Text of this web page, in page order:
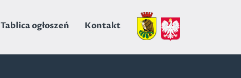
Tablica ogłoszeń Kontakt